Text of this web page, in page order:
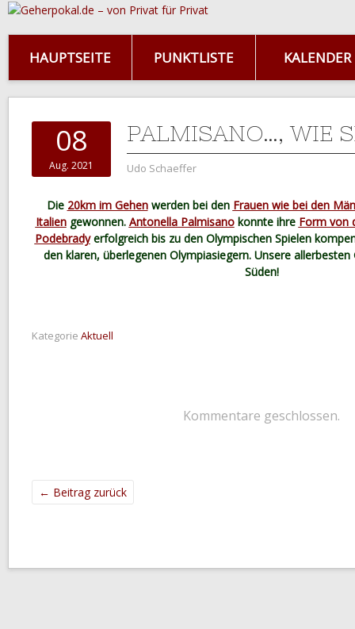
HAUPTSEITE PUNKTLISTE KALENDER
08
Aug. 2021
PALMISANO…, WIE
Udo Schaeffer
Die 20km im Gehenwerden bei den Frauen wie bei den
Italiengewonnen. Antonella Palmisanokonnte ihre Form von
Podebradyerfolgreich bis zu den Olympischen Spielen
den klaren, überlegenen Olympiasiegern. Unsere
Süden!
Kategorie Aktuell
Kommentare geschlossen.
← Beitrag zurück